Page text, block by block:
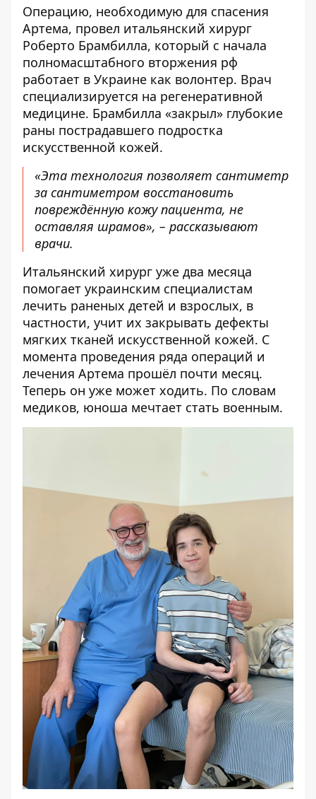
Операцию, необходимую для спасения
Артема, провел итальянский хирург
Роберто Брамбилла, который с начала
полномасштабного вторжения рф
работает в Украине как волонтер. Врач
специализируется на регенеративной
медицине. Брамбилла «закрыл» глубокие
раны пострадавшего подростка
искусственной кожей.
«Эта технология позволяет сантиметр
за сантиметром восстановить
повреждённую кожу пациента, не
оставляя шрамов», – рассказывают
врачи.
Итальянский хирург уже два месяца
помогает украинским специалистам
лечить раненых детей и взрослых, в
частности, учит их закрывать дефекты
мягких тканей искусственной кожей. С
момента проведения ряда операций и
лечения Артема прошёл почти месяц.
Теперь он уже может ходить. По словам
медиков, юноша мечтает стать военным.